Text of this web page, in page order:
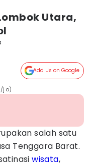
Utara,
Add Us on Google
j o)
salah satu
Tenggara Barat.
wisata,